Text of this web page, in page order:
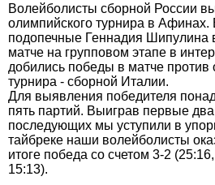
Волейболисты сборной России
олимпийского турнира в Афинах.
подопечные Геннадия Шипулина
матче на групповом этапе в
добились победы в матче против
турнира - сборной Италии.
Для выявления победителя
пять партий. Выиграв первые два
последующих мы уступили в
тайбреке наши волейболисты
итоге победа со счетом 3-2
15:13).